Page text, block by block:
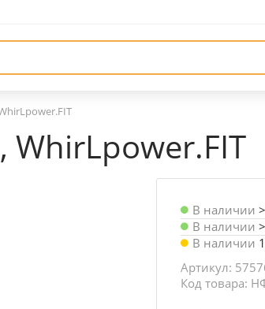
WhirLpower.FIT
В наличии
В наличии
В наличии
Артикул:
Код товара: